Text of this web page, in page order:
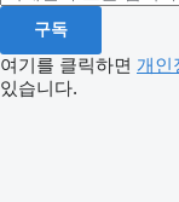
구독
여기를 클릭하면 개인
있습니다.